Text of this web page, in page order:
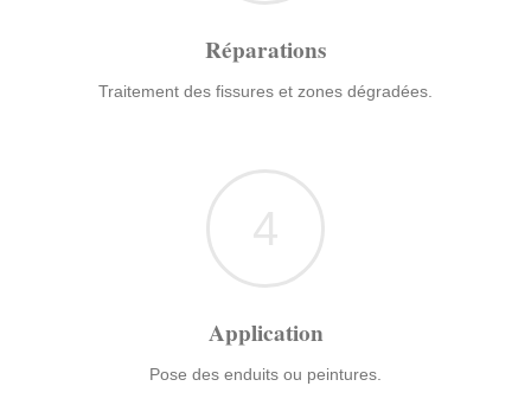
Réparations
Traitement des fissures et zones dégradées.
4
Application
Pose des enduits ou peintures.